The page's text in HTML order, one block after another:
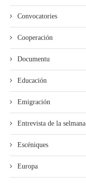
Convocatories
Cooperación
Documentu
Educación
Emigración
Entrevista de la selmana
Escéniques
Europa